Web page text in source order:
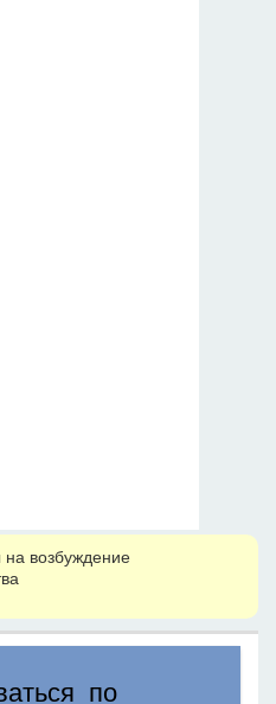
возбуждение